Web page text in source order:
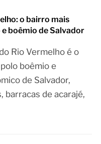
o bairro mais
e boêmio de Salvador
Rio Vermelho é o
boêmio e
de Salvador,
barracas de acarajé,